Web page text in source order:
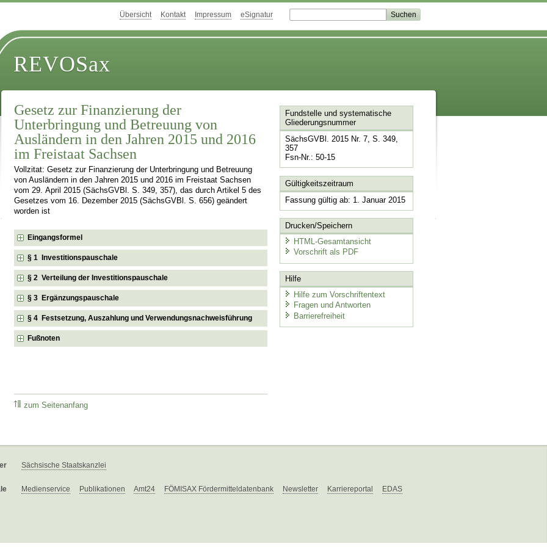
Übersicht Kontakt Impressum eSignatur
REVOSax
Gesetz zur Finanzierung der
Unterbringung und Betreuung von
Ausländern in den Jahren 2015 und 2016
im Freistaat Sachsen
Vollzitat: Gesetz zur Finanzierung der Unterbringung und Betreuung
von Ausländern in den Jahren 2015 und 2016 im Freistaat Sachsen
vom 29. April 2015 (SächsGVBl. S. 349, 357), das durch Artikel 5 des
Gesetzes vom 16. Dezember 2015 (SächsGVBl. S. 656) geändert
worden ist
Eingangsformel
§ 1 Investitionspauschale
§ 2 Verteilung der Investitionspauschale
§ 3 Ergänzungspauschale
§ 4 Festsetzung, Auszahlung und Verwendungsnachweisführung
Fußnoten
zum Seitenanfang
Fundstelle und systematische
Gliederungsnummer
SächsGVBl. 2015 Nr. 7, S. 349,
357
Fsn-Nr.: 50-15
Gültigkeitszeitraum
Fassung gültig ab: 1. Januar 2015
Drucken/Speichern
HTML-Gesamtansicht
Vorschrift als PDF
Hilfe
Hilfe zum Vorschriftentext
Fragen und Antworten
Barrierefreiheit
Sächsische Staatskanzlei
Medienservice Publikationen Amt24 FÖMISAX Fördermitteldatenbank Newsletter Karriereportal EDAS